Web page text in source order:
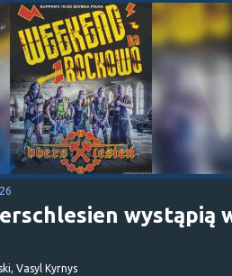
wystąpią
Vasyl Kyrnys